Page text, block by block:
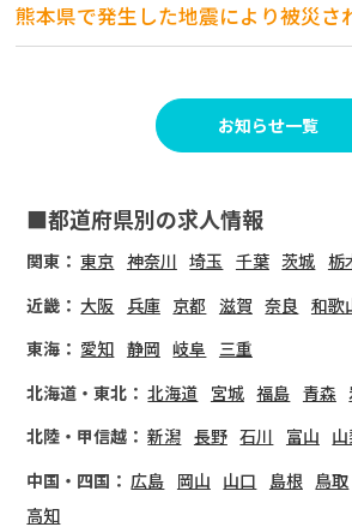
熊本県で発生した地震により被災さ
お知らせ一覧
■都道府県別の求人情報
関東： 東京 神奈川 埼玉 千葉 茨城 栃
近畿： 大阪 兵庫 京都 滋賀 奈良 和歌
東海： 愛知 静岡 岐阜
三重
北海道・東北： 北海道 宮城 福島 青森
北陸・甲信越： 新潟 長野 石川 富山
中国・四国： 広島 岡山 山口 島根 鳥取
高知